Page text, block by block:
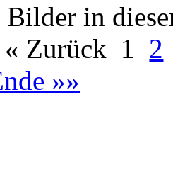
in
« Zurück 1 2
»»